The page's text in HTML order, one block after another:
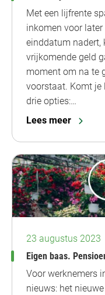
Met een lijfrente
inkomen voor
einddatum nadert,
vrijkomende geld
moment om na te
voorstaat. Komt je
drie opties:…
Lees meer
23 augustus 2023
Eigen baas.
Voor werknemers
nieuws: het